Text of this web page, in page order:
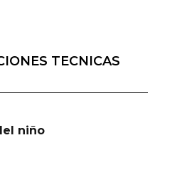
TECNICAS
niño